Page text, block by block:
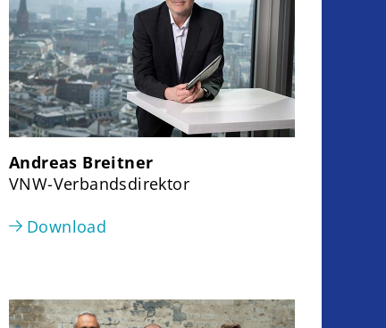
Andreas Breitner
VNW-Verbandsdirektor
Download